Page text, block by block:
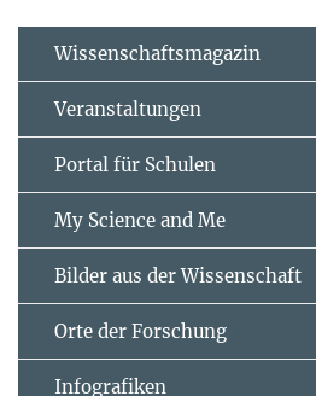
Wissenschaftsmagazin
Veranstaltungen
Portal für Schulen
My Science and Me
Bilder aus der Wissenschaft
Orte der Forschung
Infografiken